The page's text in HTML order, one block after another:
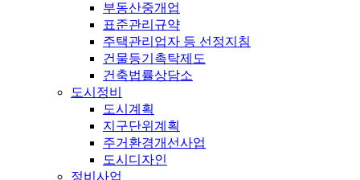
부동산중개업
표준관리규약
주택관리업자 등 선정지침
건물등기촉탁제도
건축법률상담소
도시정비
도시계획
지구단위계획
주거환경개선사업
도시디자인
정비사업